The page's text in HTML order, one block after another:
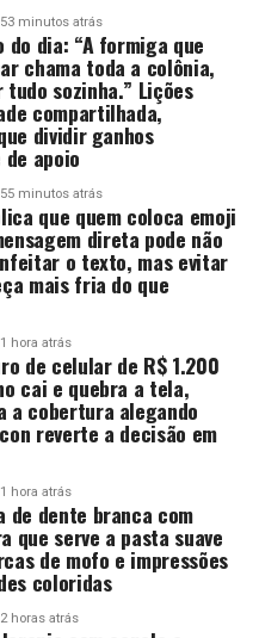
53 minutos atrás
do dia: “A formiga que
chama toda a colônia,
sozinha.” Lições
compartilhada,
dividir ganhos
apoio
55 minutos atrás
que quem coloca emoji
direta pode não
o texto, mas evitar
mais fria do que
1 hora atrás
de celular de R$ 1.200
cai e quebra a tela,
a cobertura alegando
reverte a decisão em
1 hora atrás
de dente branca com
que serve a pasta suave
de mofo e impressões
coloridas
2 horas atrás